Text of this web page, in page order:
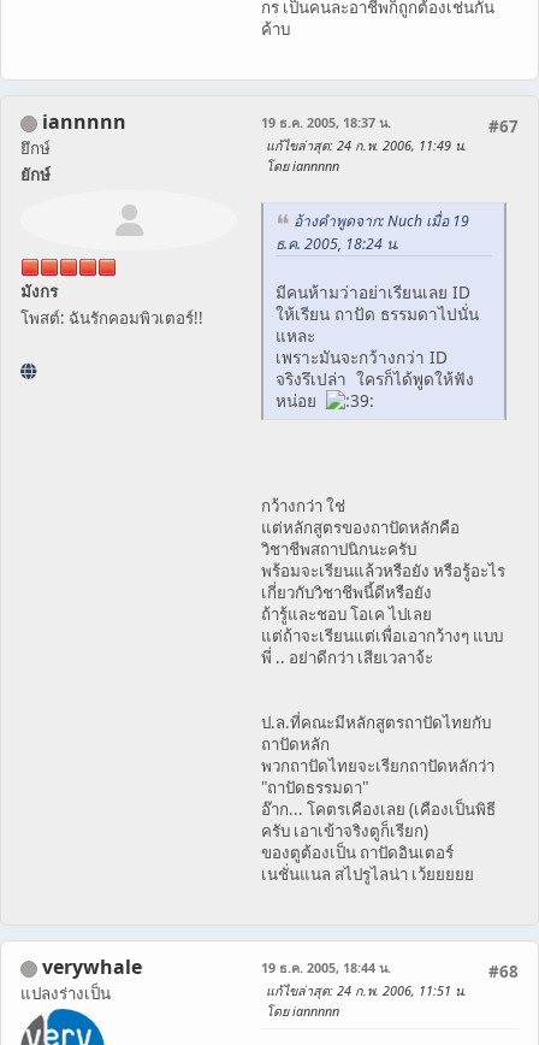
กร เป็นคนละอาชีพก็ถูกต้องเช่นกัน
ค้าบ
iannnnn
ยึกษ์
ยักษ์
มังกร
โพสต์: ฉันรักคอมพิวเตอร์!!
#67
19 ธ.ค. 2005, 18:37 น.
แก้ไขล่าสุด: 24 ก.พ. 2006, 11:49 น.
โดย iannnnn
อ้างคำพูดจาก: Nuch เมื่อ 19
ธ.ค. 2005, 18:24 น.
มีคนห้ามว่าอย่าเรียนเลย ID
ให้เรียน ถาปัด ธรรมดาไปนั่น
แหละ
เพราะมันจะกว้างกว่า ID
จริงรึเปล่า ใครก็ได้พูดให้ฟัง
หน่อย
กว้างกว่า ใช่
แต่หลักสูตรของถาปัดหลักคือ
วิชาชีพสถาปนิกนะครับ
พร้อมจะเรียนแล้วหรือยัง หรือรู้อะไร
เกี่ยวกับวิชาชีพนี้ดีหรือยัง
ถ้ารู้และชอบ โอเค ไปเลย
แต่ถ้าจะเรียนแต่เพื่อเอากว้างๆ แบบ
พี่ .. อย่าดีกว่า เสียเวลาจ้ะ
ป.ล.ที่คณะมีหลักสูตรถาปัดไทยกับ
ถาปัดหลัก
พวกถาปัดไทยจะเรียกถาปัดหลักว่า
"ถาปัดธรรมดา"
อ๊าก... โคตรเคืองเลย (เคืองเป็นพิธี
ครับ เอาเข้าจริงตูก็เรียก)
ของตูต้องเป็น ถาปัดอินเตอร์
เนชั่นแนล สไปรูไลน่า เว้ยยยยย
verywhale
แปลงร่างเป็น
#68
19 ธ.ค. 2005, 18:44 น.
แก้ไขล่าสุด: 24 ก.พ. 2006, 11:51 น.
โดย iannnnn